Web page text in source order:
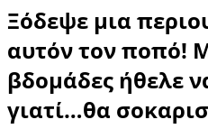
Ξόδεψε μια
αυτόν τον ποπό!
βδομάδες ήθελε
γιατί…θα